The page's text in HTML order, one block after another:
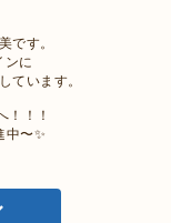
です。
ンに
ています。
！！！
中〜✨